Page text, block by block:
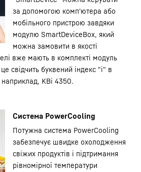
за допомогою комп'ютера або
мобільного пристрою завдяки
модулю SmartDeviceBox, який
можна замовити в якості
вже мають в комплекті модуль
свідчить буквений індекс "i" в
наприклад, KBi 4350.
Система PowerCooling
Потужна система PowerCooling
забезпечує швидке охолодження
свіжих продуктів і підтримання
рівномірної температури